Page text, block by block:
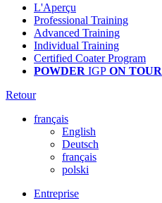
L'Aperçu
Professional Training
Advanced Training
Individual Training
Certified Coater Program
POWDER IGP ON TOUR
Retour
français
English
Deutsch
français
polski
Entreprise